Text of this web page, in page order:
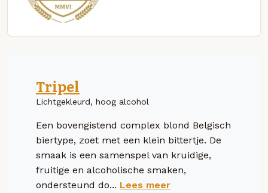
Tripel
Lichtgekleurd, hoog alcohol
Een bovengistend complex blond Belgisch
biertype, zoet met een klein bittertje. De
smaak is een samenspel van kruidige,
fruitige en alcoholische smaken,
ondersteund do... Lees meer